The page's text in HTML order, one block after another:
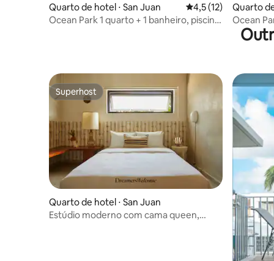
Quarto de hotel ⋅ San Juan 4,5 de uma avaliação
4,5 (12)
Ocean Park 1 quarto + 1 banheiro, piscina,
Quarto
Ocean
Superhost
Superhost
Quarto de hotel ⋅ San Juan
Estúdio moderno com cama queen,